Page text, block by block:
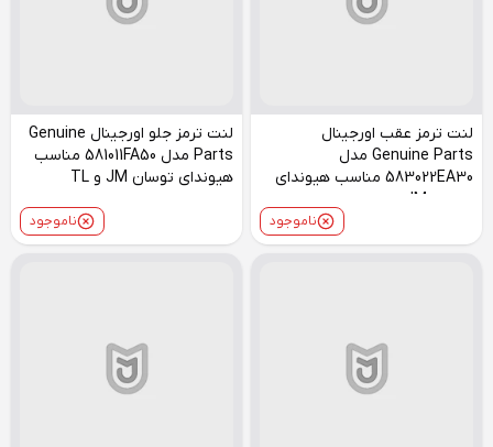
لنت ترمز عقب اورجینال
Genuine Parts مدل
583022EA30 مناسب هیوندای
ناموجود
لنت ترمز جلو اورجینال Genuine
Parts مدل 581011FA50 مناسب
هیوندای توسان JM و TL
ناموجود